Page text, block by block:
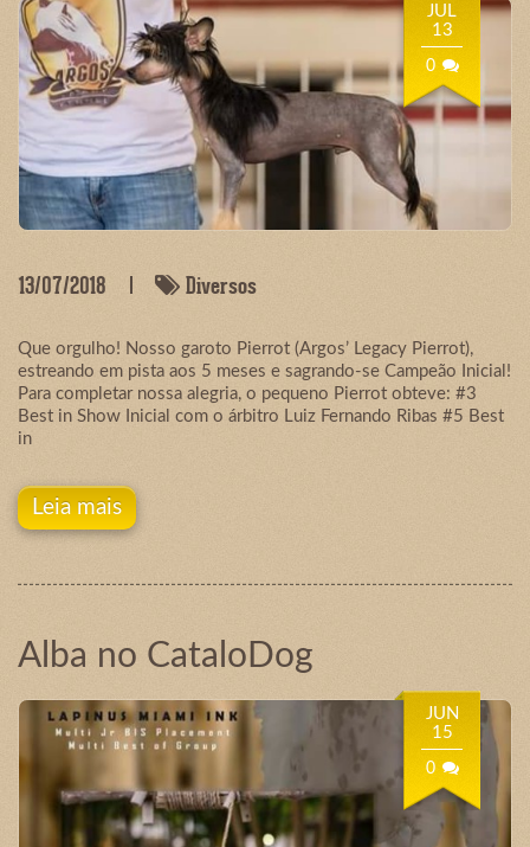
JUL
13
0
13/07/2018 Diversos
Que orgulho! Nosso garoto Pierrot (Argos’ Legacy Pierrot),
estreando em pista aos 5 meses e sagrando-se Campeão Inicial!
Para completar nossa alegria, o pequeno Pierrot obteve: #3
Best in Show Inicial com o árbitro Luiz Fernando Ribas #5 Best
in
Leia mais
Alba no CataloDog
JUN
15
0